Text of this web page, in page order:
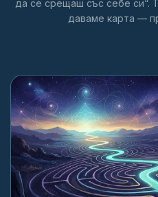
да се срещаш със себе си“.
даваме карта —